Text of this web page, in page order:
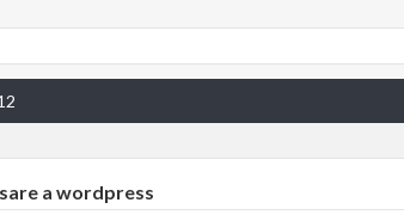
a wordpress